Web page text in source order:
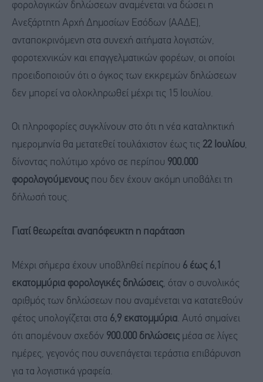
φορολογικών δηλώσεων αναμένεται να δώσει η
Ανεξάρτητη Αρχή Δημοσίων Εσόδων (ΑΑΔΕ),
ανταποκρινόμενη στα συνεχή αιτήματα λογιστών,
φοροτεχνικών και επαγγελματικών φορέων, οι οποίοι
προειδοποιούν ότι ο όγκος των εκκρεμών δηλώσεων
δεν μπορεί να ολοκληρωθεί μέχρι τις 15 Ιουλίου.
Οι πληροφορίες συγκλίνουν στο ότι η νέα καταληκτική
ημερομηνία θα μετατεθεί τουλάχιστον έως τις 22 Ιουλίου,
δίνοντας πολύτιμο χρόνο σε περίπου 900.000
φορολογούμενους που δεν έχουν ακόμη υποβάλει τη
δήλωσή τους.
Γιατί θεωρείται αναπόφευκτη η παράταση
Μέχρι σήμερα έχουν υποβληθεί περίπου 6 έως 6,1
εκατομμύρια φορολογικές δηλώσεις, όταν ο συνολικός
αριθμός των δηλώσεων που αναμένεται να κατατεθούν
φέτος υπολογίζεται στα 6,9 εκατομμύρια. Αυτό σημαίνει
ότι απομένουν σχεδόν 900.000 δηλώσεις μέσα σε λίγες
ημέρες, γεγονός που συνεπάγεται τεράστια επιβάρυνση
για τα λογιστικά γραφεία.